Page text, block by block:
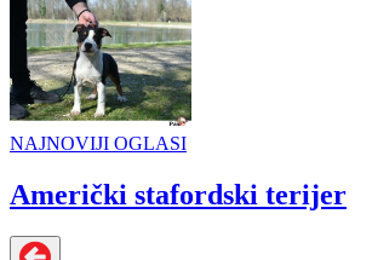
NAJNOVIJI OGLASI
Američki stafordski terijer